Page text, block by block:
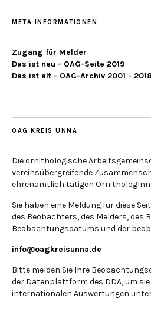
META INFORMATIONEN
Zugang für Melder
Das ist neu - OAG-Seite 2019
Das ist alt - OAG-Archiv 2001 -
OAG KREIS UNNA
Die ornithologische
vereinsübergreifende
ehrenamtlich tätigen
Sie haben eine Meldung für diese
des Beobachters, des Melders, des
Beobachtungsdatums und der
info@oagkreisunna.de
Bitte melden Sie Ihre
der Datenplattform des DDA, um
internationalen Auswertungen